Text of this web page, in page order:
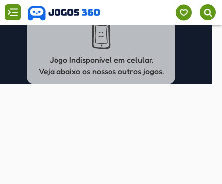
Jogo Indisponível em celular.
Veja abaixo os nossos outros jogos.